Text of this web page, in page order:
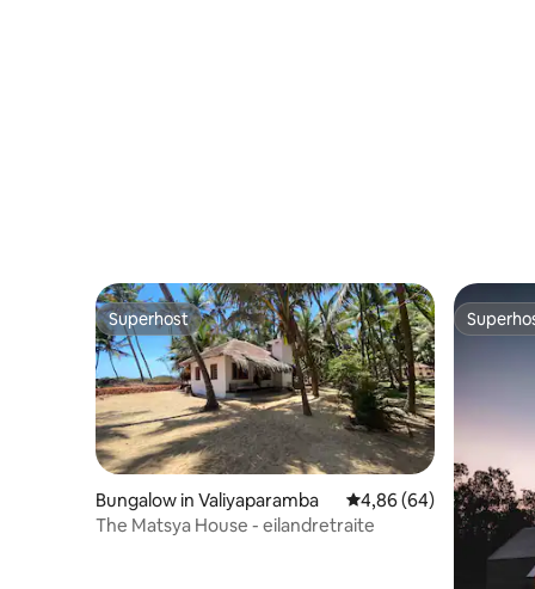
Superhost
Superhost
Bungalow in Valiyaparamba Gemiddelde
4,86 (64)
The Matsya House - eilandretraite